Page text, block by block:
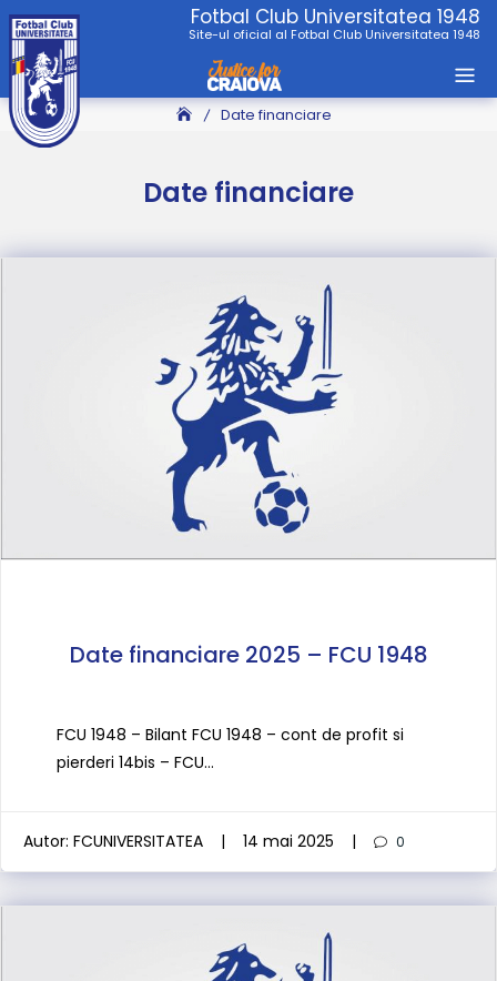
Skip
to
content
Fotbal Club Universitatea 1948
Site-ul oficial al Fotbal Club Universitatea 1948
Date financiare
Date financiare
Date financiare 2025 – FCU 1948
FCU 1948 – Bilant FCU 1948 – cont de profit si
pierderi 14bis – FCU…
Autor: FCUNIVERSITATEA | 14 mai 2025 | 0